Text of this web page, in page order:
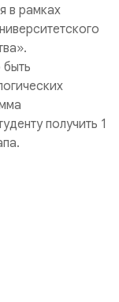
в рамках
получить 1